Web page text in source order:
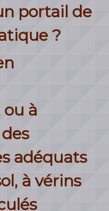
portail de
?
à
adéquats
à vérins